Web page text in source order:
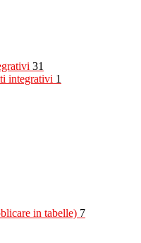
31
integrativi 1
in tabelle) 7